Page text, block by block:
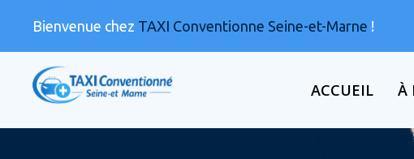
Bienvenue chez TAXI Conventionne Seine-et-Marne !
ACCUEIL À